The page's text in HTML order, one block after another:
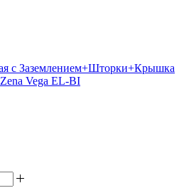
с Заземлением+Шторки+Крышка
Vega EL-BI